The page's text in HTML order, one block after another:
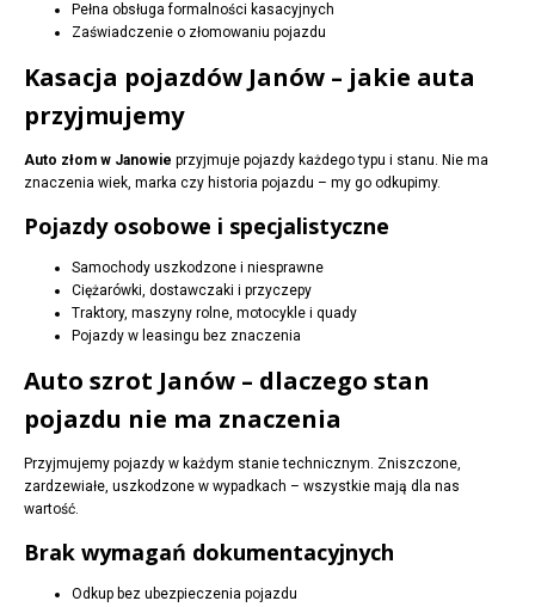
Pełna obsługa formalności kasacyjnych
Zaświadczenie o złomowaniu pojazdu
Kasacja pojazdów Janów – jakie auta
przyjmujemy
Auto złom w Janowie przyjmuje pojazdy każdego typu i stanu. Nie ma
znaczenia wiek, marka czy historia pojazdu – my go odkupimy.
Pojazdy osobowe i specjalistyczne
Samochody uszkodzone i niesprawne
Ciężarówki, dostawczaki i przyczepy
Traktory, maszyny rolne, motocykle i quady
Pojazdy w leasingu bez znaczenia
Auto szrot Janów – dlaczego stan
pojazdu nie ma znaczenia
Przyjmujemy pojazdy w każdym stanie technicznym. Zniszczone,
zardzewiałe, uszkodzone w wypadkach – wszystkie mają dla nas
wartość.
Brak wymagań dokumentacyjnych
Odkup bez ubezpieczenia pojazdu